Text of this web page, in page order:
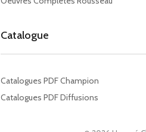
Catalogue
Catalogues PDF Champion
Catalogues PDF Diffusions